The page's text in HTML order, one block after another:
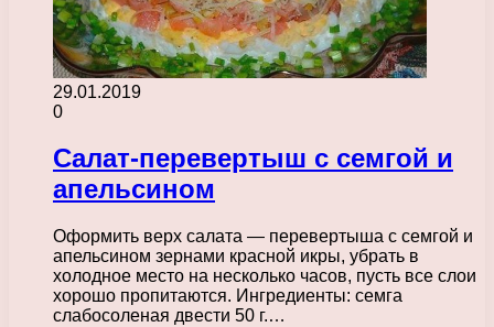
29.01.2019
0
Салат-перевертыш с семгой и
апельсином
Оформить верх салата — перевертыша с семгой и
апельсином зернами красной икры, убрать в
холодное место на несколько часов, пусть все слои
хорошо пропитаются. Ингредиенты: семга
слабосоленая двести 50 г.…